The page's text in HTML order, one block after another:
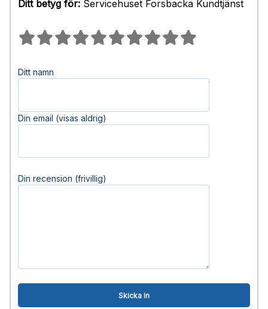
Ditt betyg för: Servicehuset Forsbacka Kundtjänst
Ditt namn
Din email (visas aldrig)
Din recension (frivillig)